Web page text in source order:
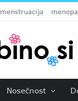
menstruacija
Nosečnost